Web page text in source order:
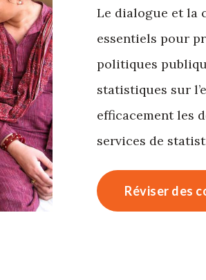
Le dialogue et la
essentiels pour
politiques
statistiques sur
efficacement les
services de
Réviser des